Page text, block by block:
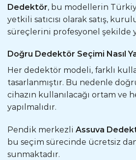
Dedektör, bu modellerin
yetkili satıcısı olarak satış,
süreçlerini profesyonel şekilde
Doğru Dedektör Seçimi Nasıl
Her dedektör modeli, farklı
tasarlanmıştır. Bu nedenle
cihazın kullanılacağı ortam ve
yapılmalıdır.
Pendik merkezli Assuva
bu seçim sürecinde ücretsiz
sunmaktadır.